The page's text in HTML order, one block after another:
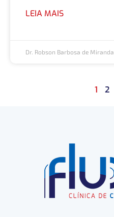
LEIA MAIS
Dr. Robson Barbosa de Miranda
1 2